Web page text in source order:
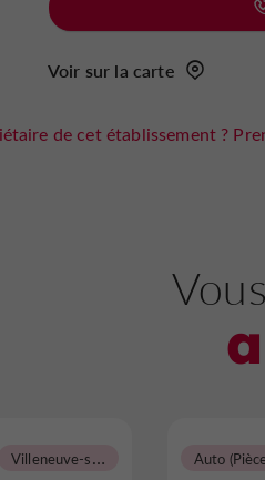
Voir sur la carte
de cet établissement ?
V
illeneuve-sur-Lot